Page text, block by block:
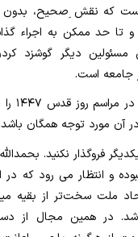
که نقش ِصحیح،
تا حد ممکن به اجراء
دیگر گوشزد
جامعه است.
از
آن مورد توجه همگان
فروگذار نکنید.
و انتظار می رود که
ملت سخت‌تر از بقیه
در همین مجال از